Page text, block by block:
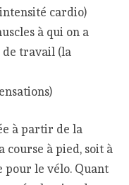
cardio)
à qui on a
travail (la
à partir de la
course à pied, soit à
pour le vélo. Quant